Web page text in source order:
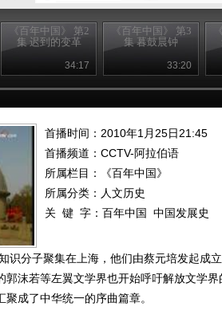
《百年中国》 第2
集 迟到的变革
34:17
《百年中国》 第3
集 暮鼓晨钟
33:20
首播时间：2010年1月25日21:45
首播频道： CCTV-阿拉伯语
所属栏目：
《百年中国》
所属分类：人文历史
关 键 字： 百年中国 中国发展史
识分子聚集在上海，他们由蔡元培发起成
郭沫若等左翼文学界也开始呼吁解放文学
成了中华统一的序曲篇章。